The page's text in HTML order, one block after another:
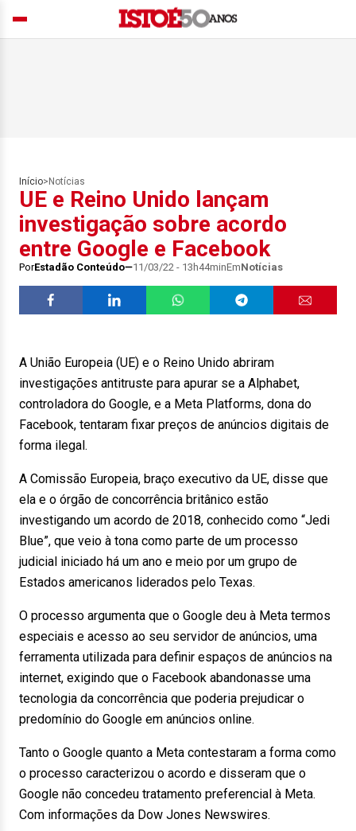
Início> Notícias
UE e Reino Unido lançam
investigação sobre acordo
entre Google e Facebook
PorEstadão Conteúdo 11/03/22 - 13h44minEmNotícias
A União Europeia (UE) e o Reino Unido abriram
investigações antitruste para apurar se a Alphabet,
controladora do Google, e a Meta Platforms, dona do
Facebook, tentaram fixar preços de anúncios digitais de
forma ilegal.
A Comissão Europeia, braço executivo da UE, disse que
ela e o órgão de concorrência britânico estão
investigando um acordo de 2018, conhecido como “Jedi
Blue”, que veio à tona como parte de um processo
judicial iniciado há um ano e meio por um grupo de
Estados americanos liderados pelo Texas.
O processo argumenta que o Google deu à Meta termos
especiais e acesso ao seu servidor de anúncios, uma
ferramenta utilizada para definir espaços de anúncios na
internet, exigindo que o Facebook abandonasse uma
tecnologia da concorrência que poderia prejudicar o
predomínio do Google em anúncios online.
Tanto o Google quanto a Meta contestaram a forma como
o processo caracterizou o acordo e disseram que o
Google não concedeu tratamento preferencial à Meta.
Com informações da Dow Jones Newswires.